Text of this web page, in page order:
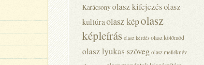
Karácsonyolasz kifejezésolasz
kultúraolasz képolasz
képleírás olasz kérdés olasz kötőmód
olasz lyukas szöveg olasz melléknév